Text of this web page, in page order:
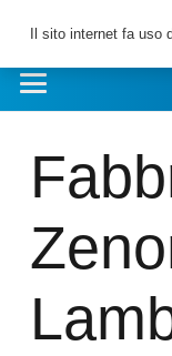
Il sito internet fa uso